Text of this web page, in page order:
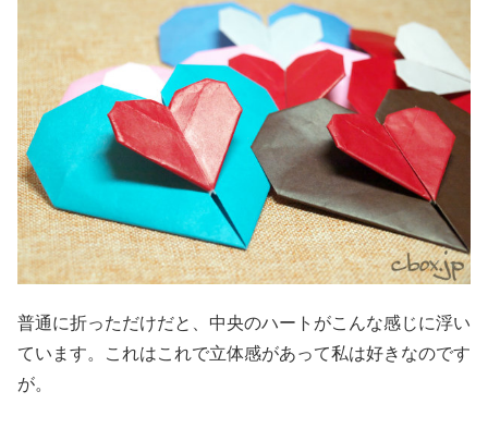
普通に折っただけだと、中央のハートがこんな感じに浮い
ています。これはこれで立体感があって私は好きなのです
が。